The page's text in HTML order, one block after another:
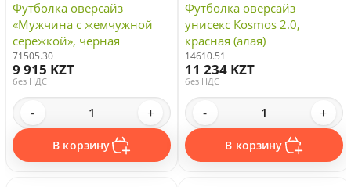
Футболка оверсайз
«Мужчина с жемчужной
сережкой», черная
71505.30
9 915 KZT
без НДС
- +
В корзину
Футболка оверсайз
унисекс Kosmos 2.0,
красная (алая)
14610.51
11 234 KZT
без НДС
- +
В корзину